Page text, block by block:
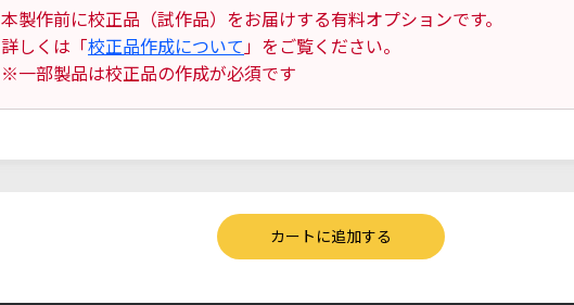
本製作前に校正品（試作品）をお届けする有料オプションです。
詳しくは「校正品作成について 」をご覧ください。
※一部製品は校正品の作成が必須です